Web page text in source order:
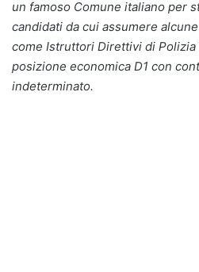
un famoso Comune italiano per
candidati da cui assumere
come Istruttori Direttivi di Polizia
posizione economica D1 con
indeterminato.